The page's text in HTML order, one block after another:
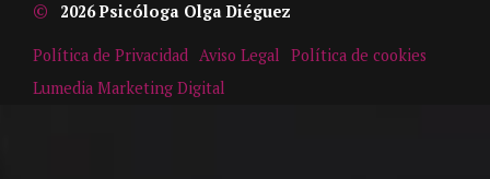
© 2026 Psicóloga Olga Diéguez
Política de Privacidad Aviso Legal
Política de cookies
Lumedia Marketing Digital